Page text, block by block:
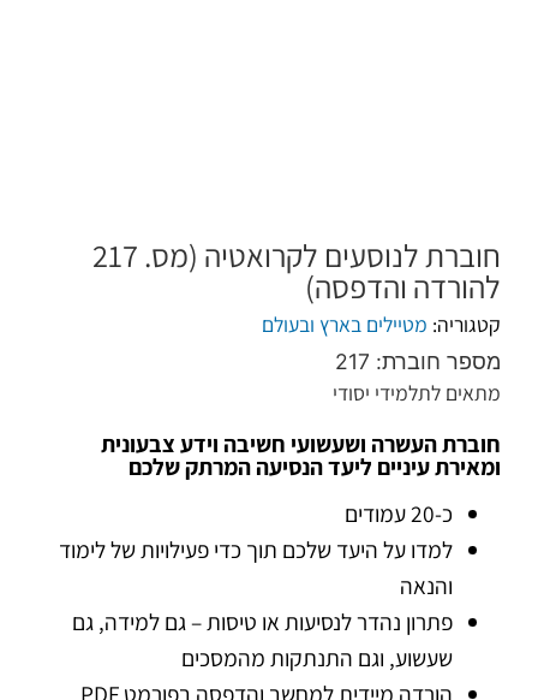
חוברת לנוסעים לקרואטיה (מס. 217
להורדה והדפסה)
קטגוריה: מטיילים בארץ ובעולם
מספר חוברת: 217
מתאים לתלמידי יסודי
חוברת העשרה ושעשועי חשיבה וידע צבעונית
ומאירת עיניים ליעד הנסיעה המרתק שלכם
כ-20 עמודים
למדו על היעד שלכם תוך כדי פעילויות של לימוד
והנאה
פתרון נהדר לנסיעות או טיסות – גם למידה, גם
שעשוע, וגם התנתקות מהמסכים